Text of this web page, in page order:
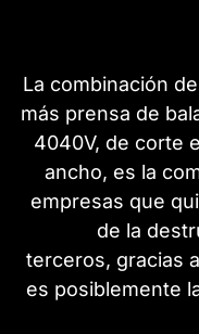
La combinación
más prensa de
4040V, de corte
ancho, es la
empresas que
de la
terceros, gracias
es posiblemente